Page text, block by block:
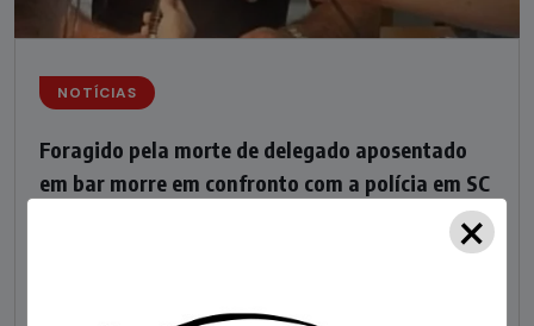
NOTÍCIAS
Foragido pela morte de delegado aposentado
em bar morre em confronto com a polícia em SC
um delegado aposentado em um bar de Criciúma, no
×